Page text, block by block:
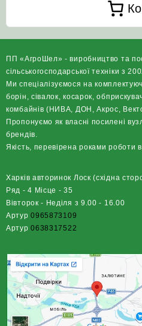
ПП «АгроШел» - виробництво та
сільськогосподарської техніки з
Ми спеціалізуємося на
борін, сівалок, косарок,
комбайнів (НИВА, ДОН, Акрос,
Пропонуємо як власні посилені
брендів.
Якість, перевірена роками роботи в
Харків авторинок Лоск (східна
Ряд - 4 Місце - 35
Вівторок - Неділя з 9.00 - 16.00
Артур0965873109
Артур0638317522